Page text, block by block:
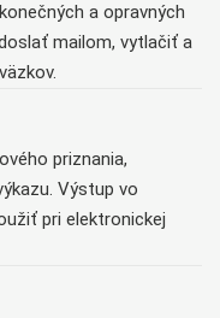
a opravných
mailom, vytlačiť a
priznania,
Výstup vo
pri elektronickej